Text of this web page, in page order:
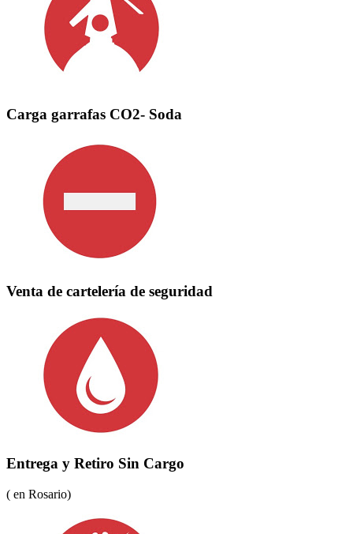
Carga garrafas CO2- Soda
Venta de cartelería de seguridad
Entrega y Retiro Sin Cargo
( en Rosario)